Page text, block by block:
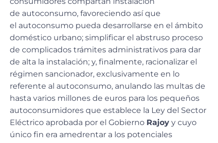
de autoconsumo, favoreciendo así que
el autoconsumo pueda desarrollarse en el ámbito
doméstico urbano; simplificar el abstruso proceso
de complicados trámites administrativos para dar
de alta la instalación; y, finalmente, racionalizar el
régimen sancionador, exclusivamente en lo
referente al autoconsumo, anulando las multas de
hasta varios millones de euros para los pequeños
autoconsumidores que establece la Ley del Sector
Eléctrico aprobada por el Gobierno Rajoy y cuyo
único fin era amedrentar a los potenciales